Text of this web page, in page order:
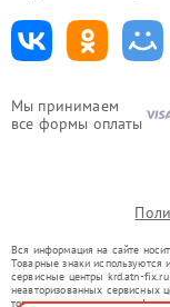
Мы принимаем
все формы оплаты
Вся информация на сайте
Товарные знаки используются
сервисные центры krd.atn-fix.ru
неавторизованных сервисных
товарных знаков или их